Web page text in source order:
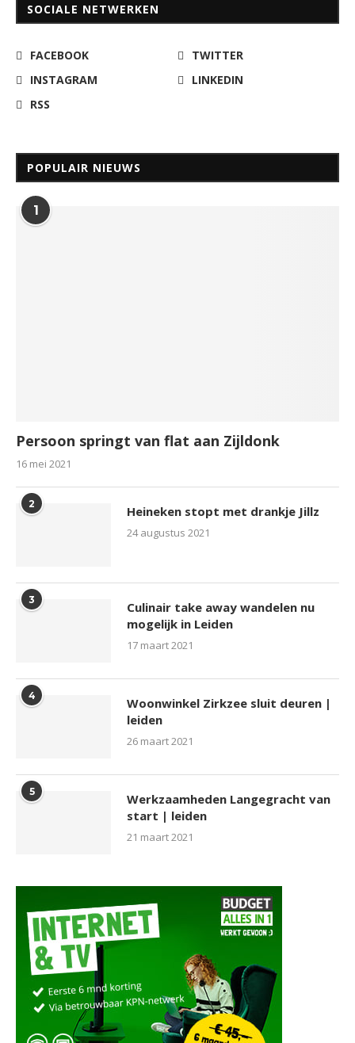
SOCIALE NETWERKEN
FACEBOOK
TWITTER
INSTAGRAM
LINKEDIN
RSS
POPULAIR NIEUWS
1
Persoon springt van flat aan Zijldonk
16 mei 2021
2 Heineken stopt met drankje Jillz
24 augustus 2021
3
Culinair take away wandelen nu
mogelijk in Leiden
17 maart 2021
4
Woonwinkel Zirkzee sluit deuren |
leiden
26 maart 2021
5
Werkzaamheden Langegracht van
start | leiden
21 maart 2021